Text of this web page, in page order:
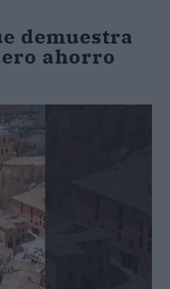
demuestra
ahorro